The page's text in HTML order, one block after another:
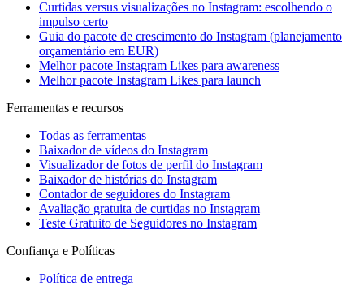
Curtidas versus visualizações no Instagram: escolhendo o
impulso certo
Guia do pacote de crescimento do Instagram (planejamento
orçamentário em EUR)
Melhor pacote Instagram Likes para awareness
Melhor pacote Instagram Likes para launch
Ferramentas e recursos
Todas as ferramentas
Baixador de vídeos do Instagram
Visualizador de fotos de perfil do Instagram
Baixador de histórias do Instagram
Contador de seguidores do Instagram
Avaliação gratuita de curtidas no Instagram
Teste Gratuito de Seguidores no Instagram
Confiança e Políticas
Política de entrega